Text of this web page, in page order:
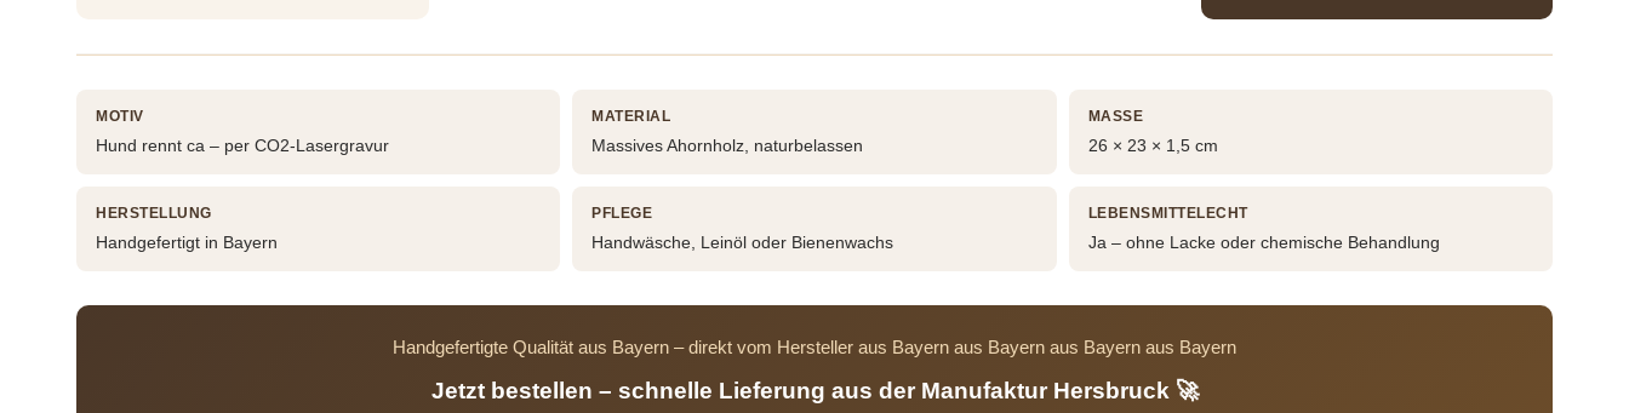
MOTIV
Hund rennt ca – per CO2-Lasergravur
MATERIAL
Massives Ahornholz, naturbelassen
MASSE
26 × 23 × 1,5 cm
HERSTELLUNG
Handgefertigt in Bayern
PFLEGE
Handwäsche, Leinöl oder Bienenwachs
LEBENSMITTELECHT
Ja – ohne Lacke oder chemische Behandlung
Handgefertigte Qualität aus Bayern – direkt vom Hersteller aus Bayern aus Bayern aus Bayern aus Bayern
Jetzt bestellen – schnelle Lieferung aus der Manufaktur Hersbruck 🚀